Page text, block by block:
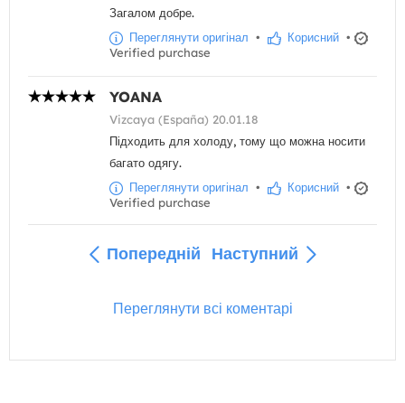
Загалом добре.
Переглянути оригінал • Корисний •
Verified purchase
YOANA
Vizcaya (España) 20.01.18
Підходить для холоду, тому що можна носити
багато одягу.
Переглянути оригінал • Корисний •
Verified purchase
Попередній Наступний
Переглянути всі коментарі